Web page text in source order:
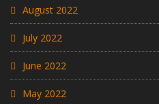
August 2022
July 2022
June 2022
May 2022